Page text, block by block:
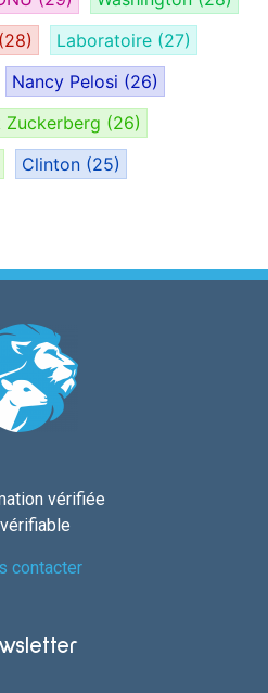
(28) Laboratoire (27)
Nancy Pelosi (26)
Zuckerberg (26)
Clinton (25)
vérifiée
contacter